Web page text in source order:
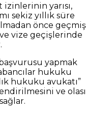
yarısı,
sekiz yıllık süre
önce geçmiş
vize geçişlerinde
yapmak
hukuku
hukuku avukatı”
ve olası